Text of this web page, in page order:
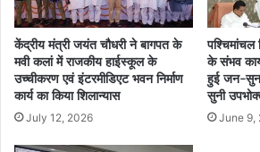
केंद्रीय मंत्री जयंत चौधरी ने बागपत के
मवी कलां में राजकीय हाईस्कूल के
उच्चीकरण एवं इंटरमीडिएट भवन निर्माण
कार्य का किया शिलान्यास
July 12, 2026
पश्चिमांचल
के संभव
हुई जन-
सुनी
June 9,